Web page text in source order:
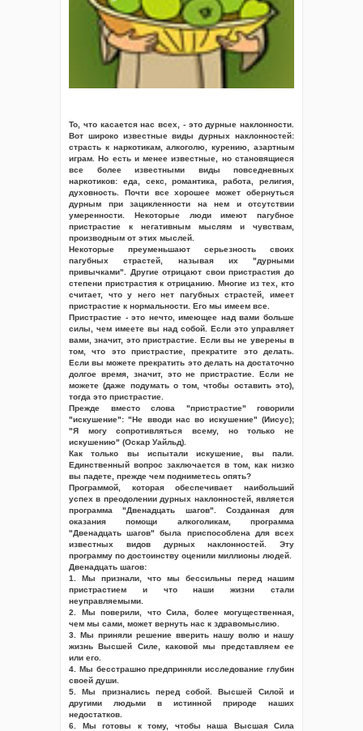
То, что касается нас всех, - это дурные наклонности.
Вот широко известные виды дурных наклонностей:
страсть к наркотикам, алкоголю, курению, азартным
играм. Но есть и менее известные, но становящиеся
все более известными виды повседневных
наркотиков: еда, секс, романтика, работа, религия,
духовность. Почти все хорошее может обернуться
дурным при зацикленности на нем и отсутствии
умеренности. Некоторые люди имеют пагубное
пристрастие к негативным мыслям и чувствам,
производным от этих мыслей.
Некоторые преуменьшают серьезность своих
пагубных страстей, называя их "дурными
привычками". Другие отрицают свои пристрастия до
степени пристрастия к отрицанию. Многие из тех, кто
считает, что у него нет пагубных страстей, имеет
пристрастие к нормальности. Его мы имеем все.
Пристрастие - это нечто, имеющее над вами больше
силы, чем имеете вы над собой. Если это управляет
вами, значит, это пристрастие. Если вы не уверены в
том, что это пристрастие, прекратите это делать.
Если вы можете прекратить это делать на достаточно
долгое время, значит, это не пристрастие. Если не
можете (даже подумать о том, чтобы оставить это),
тогда это пристрастие.
Прежде вместо слова "пристрастие" говорили
"искушение": "Не вводи нас во искушение" (Иисус);
"Я могу сопротивляться всему, но только не
искушению" (Оскар Уайльд).
Как только вы испытали искушение, вы пали.
Единственный вопрос заключается в том, как низко
вы падете, прежде чем подниметесь опять?
Программой, которая обеспечивает наибольший
успех в преодолении дурных наклонностей, является
программа "Двенадцать шагов". Созданная для
оказания помощи алкоголикам, программа
"Двенадцать шагов" была приспособлена для всех
известных видов дурных наклонностей. Эту
программу по достоинству оценили миллионы людей.
Двенадцать шагов:
1. Мы признали, что мы бессильны перед нашим
пристрастием и что наши жизни стали
неуправляемыми.
2. Мы поверили, что Сила, более могущественная,
чем мы сами, может вернуть нас к здравомыслию.
3. Мы приняли решение вверить нашу волю и нашу
жизнь Высшей Силе, каковой мы представляем ее
или его.
4. Мы бесстрашно предприняли исследование глубин
своей души.
5. Мы признались перед собой. Высшей Силой и
другими людьми в истинной природе наших
недостатков.
6. Мы готовы к тому, чтобы наша Высшая Сила